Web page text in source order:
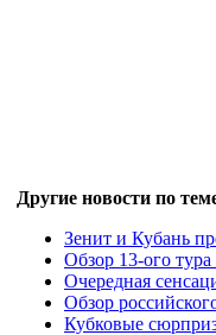
Другие новости по
Зенит и Кубань
Обзор 13-ого
Очередная
Обзор
Кубковые